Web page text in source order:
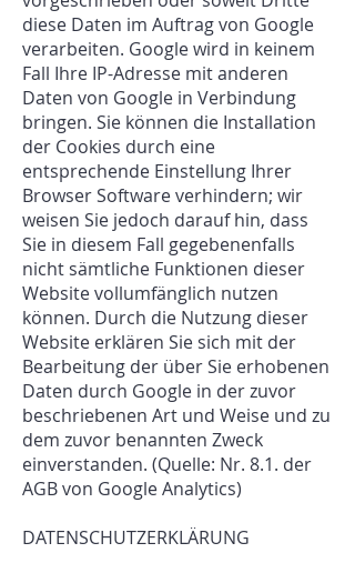
diese Daten im Auftrag von Google
verarbeiten. Google wird in keinem
Fall Ihre IP-Adresse mit anderen
Daten von Google in Verbindung
bringen. Sie können die Installation
der Cookies durch eine
entsprechende Einstellung Ihrer
Browser Software verhindern; wir
weisen Sie jedoch darauf hin, dass
Sie in diesem Fall gegebenenfalls
nicht sämtliche Funktionen dieser
Website vollumfänglich nutzen
können. Durch die Nutzung dieser
Website erklären Sie sich mit der
Bearbeitung der über Sie erhobenen
Daten durch Google in der zuvor
beschriebenen Art und Weise und zu
dem zuvor benannten Zweck
einverstanden. (Quelle: Nr. 8.1. der
AGB von Google Analytics)
DATENSCHUTZERKLÄRUNG